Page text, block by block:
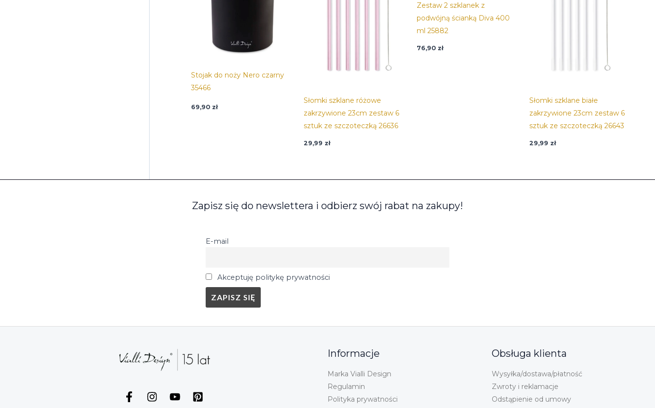
Stojak do noży Nero czarny
35466
69,90 zł
Słomki szklane różowe
zakrzywione 23cm zestaw 6
sztuk ze szczoteczką 26636
29,99 zł
Zestaw 2 szklanek z
podwójną ścianką Diva 400
ml 25882
76,90 zł
Słomki szklane białe
zakrzywione 23cm zestaw 6
sztuk ze szczoteczką 26643
29,99 zł
Zapisz się do newslettera i odbierz swój rabat na zakupy!
E-mail
Akceptuję politykę prywatności
Informacje
Marka Vialli Design
Regulamin
Polityka prywatności
Obsługa klienta
Wysyłka/dostawa/płatność
Zwroty i reklamacje
Odstąpienie od umowy